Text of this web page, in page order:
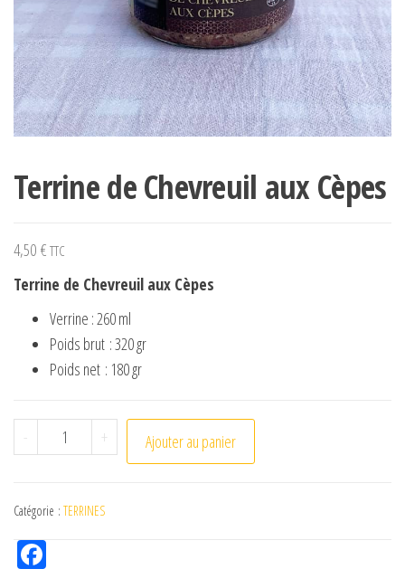
Terrine de Chevreuil aux Cèpes
4,50 € TTC
Terrine de Chevreuil aux Cèpes
Verrine : 260 ml
Poids brut : 320 gr
Poids net : 180 gr
- quantité de Terrine de Chevreuil aux Cèpes
+ Ajouter au panier
Catégorie : TERRINES